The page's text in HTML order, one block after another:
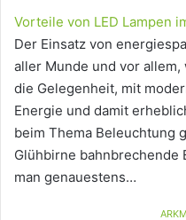
Vorteile von LED Lampen
Der Einsatz von
aller Munde und vor
die Gelegenheit, mit
Energie und damit
beim Thema Beleuchtung
Glühbirne bahnbrechende
man genauestens…